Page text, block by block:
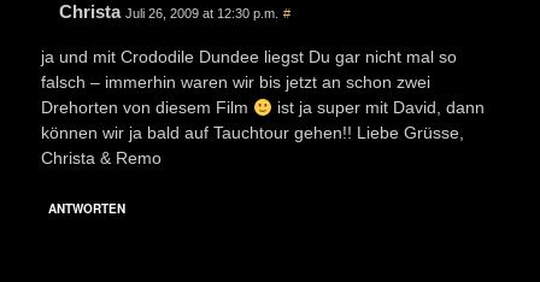
Christa Juli 26, 2009 at 12:30 p.m. #
ja und mit Crododile Dundee liegst Du gar nicht mal so
falsch – immerhin waren wir bis jetzt an schon zwei
Drehorten von diesem Film
ist ja super mit David, dann
können wir ja bald auf Tauchtour gehen!! Liebe Grüsse,
Christa & Remo
ANTWORTEN